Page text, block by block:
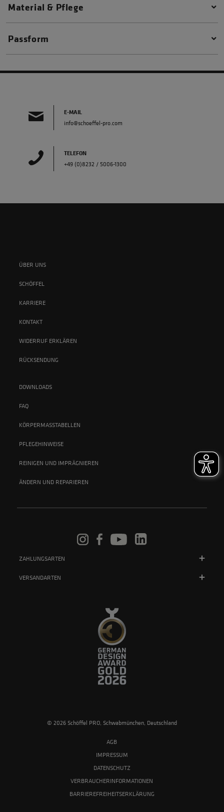
Material & Pflege
Passform
E-MAIL
info@schoeffel-pro.com
TELEFON
+49 (0)8232 / 5006-1300
ÜBER UNS
SCHÖFFEL
KARRIERE
KONTAKT
WIDERRUF ERKLÄREN
RÜCKSENDUNG
DOWNLOADS
FAQ
KÖRPERMASSTABELLEN
PFLEGEHINWEISE
REINIGEN UND IMPRÄGNIEREN
ÄNDERN UND REPARIEREN
ZAHLUNGSARTEN
VERSANDARTEN
© 2026 Schöffel PRO, Schwabmünchen, Deutschland
AGB
IMPRESSUM
DATENSCHUTZ
VERBRAUCHERINFORMATIONEN
BARRIEREFREIHEITSERKLÄRUNG